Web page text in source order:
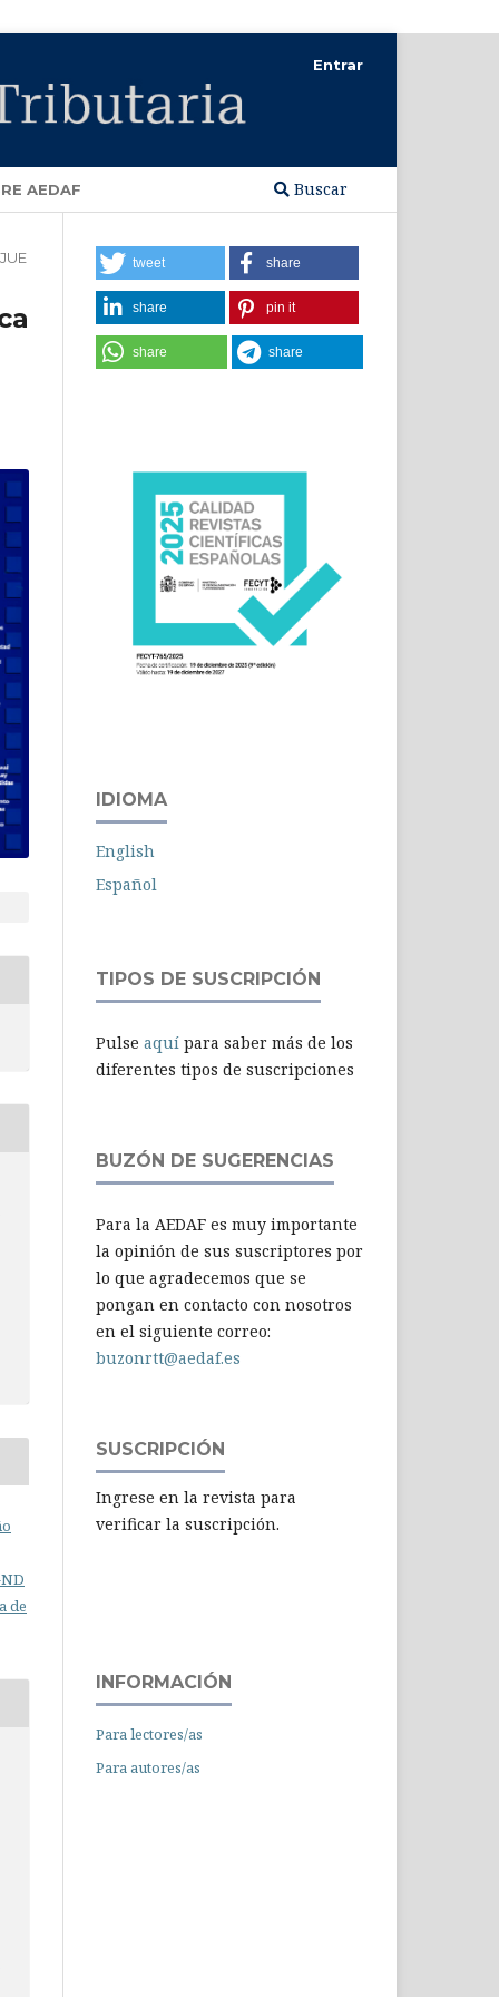
AEDAF Buscar
Entrar
de
tweet share
share pin it
share share
IDIOMA
English
Español
TIPOS DE SUSCRIPCIÓN
Pulse aquí para saber más de los
diferentes tipos de suscripciones
BUZÓN DE SUGERENCIAS
Para la AEDAF es muy importante
la opinión de sus suscriptores por
lo que agradecemos que se
pongan en contacto con nosotros
en el siguiente correo:
buzonrtt@aedaf.es
SUSCRIPCIÓN
Ingrese en la revista para
verificar la suscripción.
INFORMACIÓN
Para lectores/as
Para autores/as